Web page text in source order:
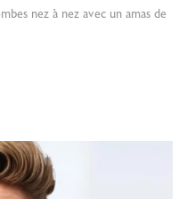
nez à nez avec un amas de